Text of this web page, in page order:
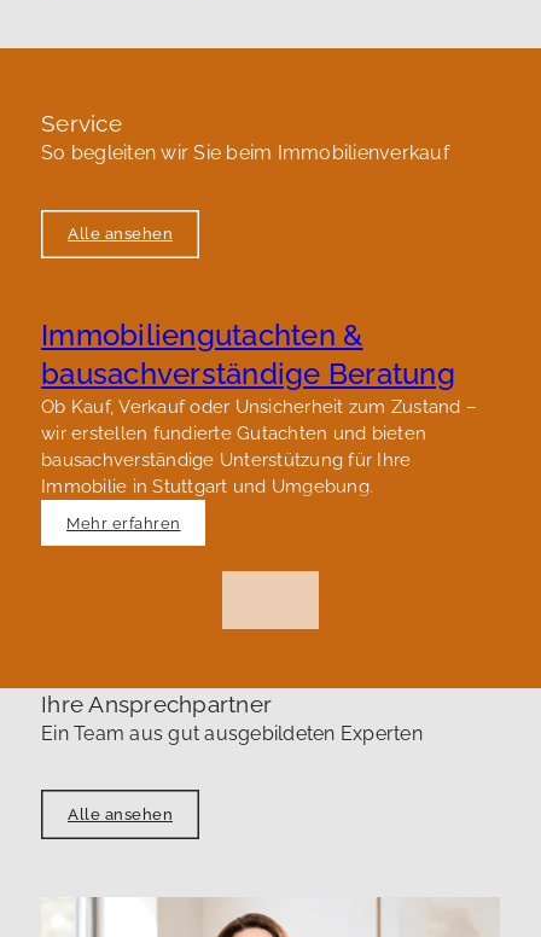
Service
So begleiten wir Sie beim Immobilienverkauf
Alle ansehen
Immobiliengutachten &
bausachverständige Beratung
Ob Kauf, Verkauf oder Unsicherheit zum Zustand –
wir erstellen fundierte Gutachten und bieten
bausachverständige Unterstützung für Ihre
Immobilie in Stuttgart und Umgebung.
Mehr erfahren
Ihre Ansprechpartner
Ein Team aus gut ausgebildeten Experten
Alle ansehen